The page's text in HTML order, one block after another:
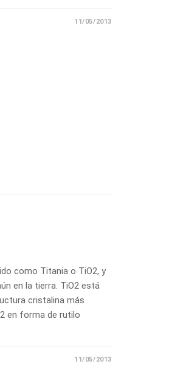
11/05/2013
como Titania o TiO2, y
en la tierra. TiO2 está
cristalina más
en forma de rutilo
11/05/2013